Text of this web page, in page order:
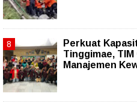
Perkuat
Tinggimae,
Manajemen